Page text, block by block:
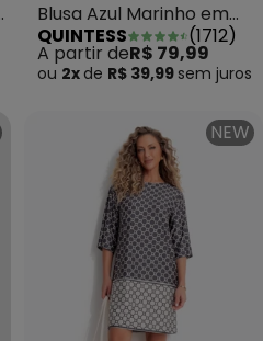
Blusa Azul Marinho em
Malha de Viscose
QUINTESS (1712)
A partir deR$ 79,99
ou 2x de R$ 39,99 sem juros
NEW